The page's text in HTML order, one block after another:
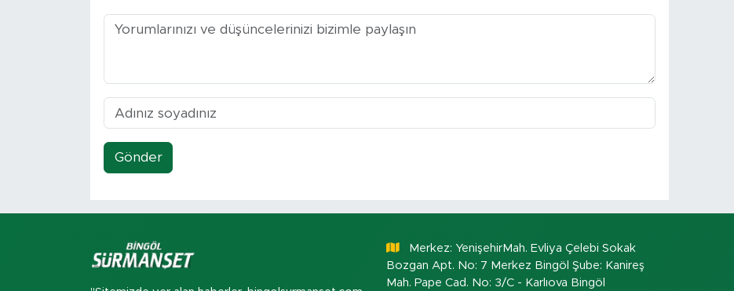
Gönder
Merkez: YenişehirMah. Evliya Çelebi Sokak
Bozgan Apt. No: 7 Merkez Bingöl Şube: Kanireş
Mah. Pape Cad. No: 3/C - Karlıova Bingöl